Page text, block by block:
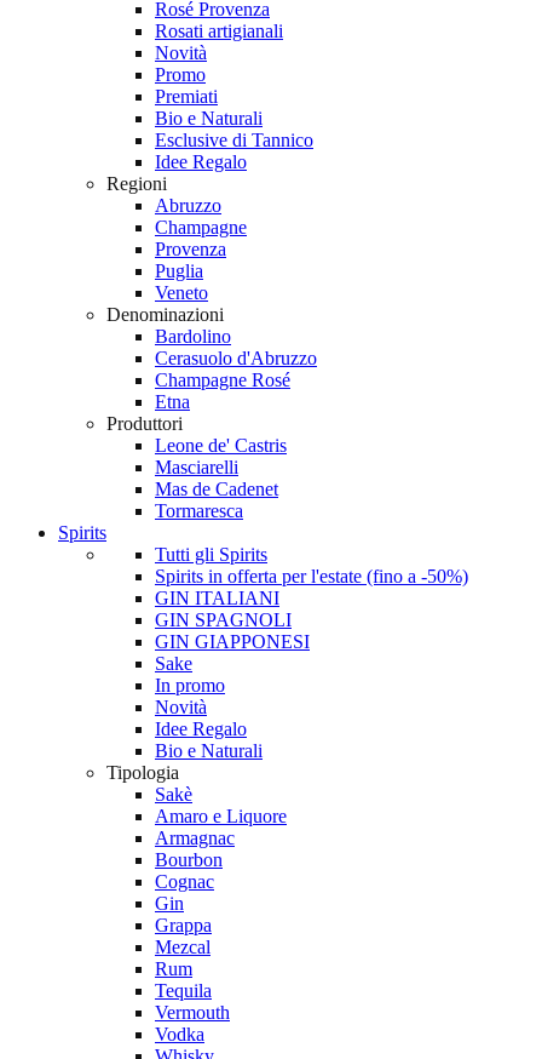
Rosé Provenza
Rosati artigianali
Novità
Promo
Premiati
Bio e Naturali
Esclusive di Tannico
Idee Regalo
Regioni
Abruzzo
Champagne
Provenza
Puglia
Veneto
Denominazioni
Bardolino
Cerasuolo d'Abruzzo
Champagne Rosé
Etna
Produttori
Leone de' Castris
Masciarelli
Mas de Cadenet
Tormaresca
Spirits
Tutti gli Spirits
Spirits in offerta per l'estate (fino a -50%)
GIN ITALIANI
GIN SPAGNOLI
GIN GIAPPONESI
Sake
In promo
Novità
Idee Regalo
Bio e Naturali
Tipologia
Sakè
Amaro e Liquore
Armagnac
Bourbon
Cognac
Gin
Grappa
Mezcal
Rum
Tequila
Vermouth
Vodka